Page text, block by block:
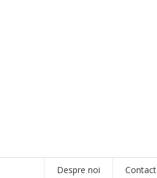
Despre noi Contact